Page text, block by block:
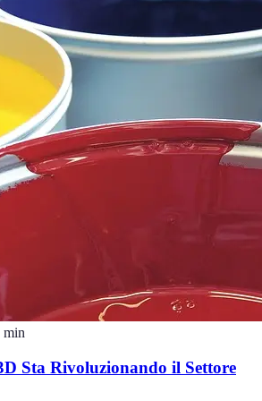
min
Sta Rivoluzionando il Settore